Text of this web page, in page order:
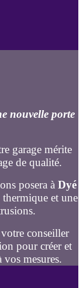
nouvelle porte
garage mérite
de qualité.
posera à Dyé
et une
conseiller
pour créer et
vos mesures.